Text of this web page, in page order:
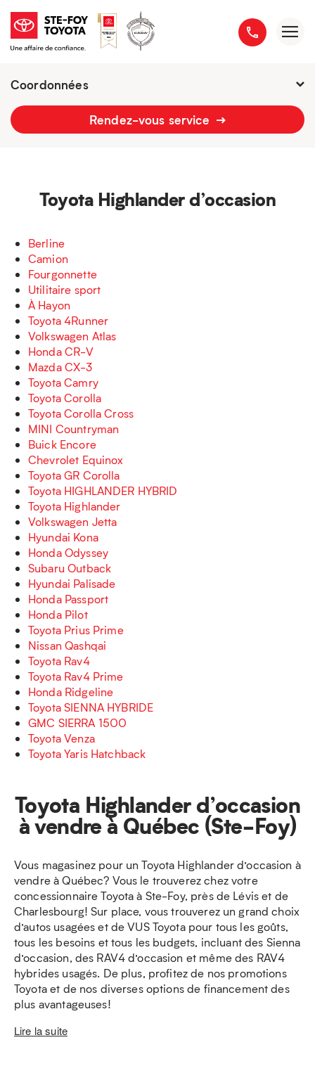
Coordonnées
7h - 21h
Rendez-vous service
Toyota Highlander d’occasion
Berline
Camion
Fourgonnette
Utilitaire sport
À Hayon
Toyota 4Runner
Volkswagen Atlas
Honda CR-V
Mazda CX-3
Toyota Camry
Toyota Corolla
Toyota Corolla Cross
MINI Countryman
Buick Encore
Chevrolet Equinox
Toyota GR Corolla
Toyota HIGHLANDER HYBRID
Toyota Highlander
Volkswagen Jetta
Hyundai Kona
Honda Odyssey
Subaru Outback
Hyundai Palisade
Honda Passport
Honda Pilot
Toyota Prius Prime
Nissan Qashqai
Toyota Rav4
Toyota Rav4 Prime
Honda Ridgeline
Toyota SIENNA HYBRIDE
GMC SIERRA 1500
Toyota Venza
Toyota Yaris Hatchback
Toyota Highlander d’occasion
à vendre à Québec (Ste-Foy)
Vous magasinez pour un Toyota Highlander d’occasion à
vendre à Québec? Vous le trouverez chez votre
concessionnaire Toyota à Ste-Foy, près de Lévis et de
Charlesbourg! Sur place, vous trouverez un grand choix
d’autos usagées et de VUS Toyota pour tous les goûts,
tous les besoins et tous les budgets, incluant des Sienna
d’occasion, des RAV4 d’occasion et même des RAV4
hybrides usagés. De plus, profitez de nos promotions
Toyota et de nos diverses options de financement des
plus avantageuses!
Lire la suite